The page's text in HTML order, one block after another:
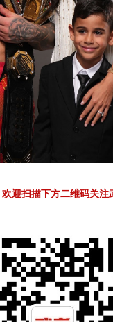
迎扫描下方二维码关注